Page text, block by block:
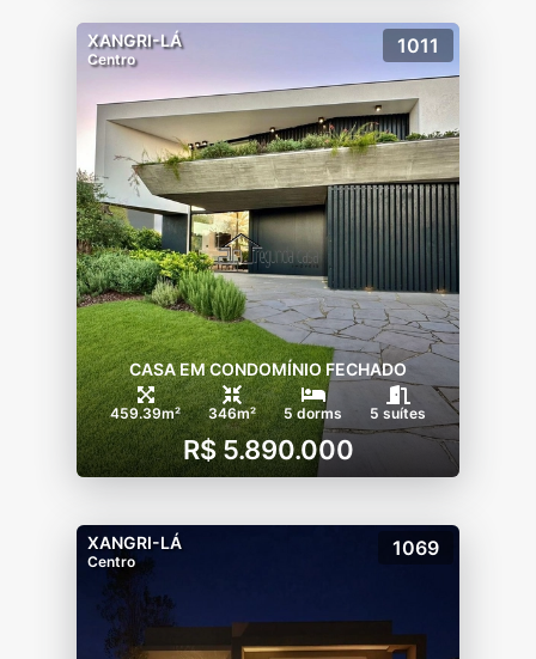
XANGRI-LÁ
Centro
1011
CASA EM CONDOMÍNIO FECHADO
459.39m² 346m² 5 dorms 5 suítes
R$ 5.890.000
XANGRI-LÁ
Centro
1069